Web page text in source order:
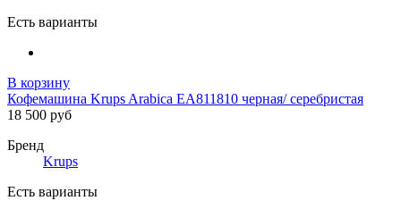
Есть варианты
В корзину
Кофемашина Krups Arabica EA811810 черная/ серебристая
18 500 руб
Бренд
Krups
Есть варианты